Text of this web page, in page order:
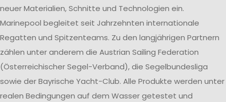
neuer Materialien, Schnitte und Technologien ein.
Marinepool begleitet seit Jahrzehnten internationale
Regatten und Spitzenteams. Zu den langjährigen Partnern
zählen unter anderem die Austrian Sailing Federation
(Österreichischer Segel-Verband), die Segelbundesliga
sowie der Bayrische Yacht-Club. Alle Produkte werden unter
realen Bedingungen auf dem Wasser getestet und